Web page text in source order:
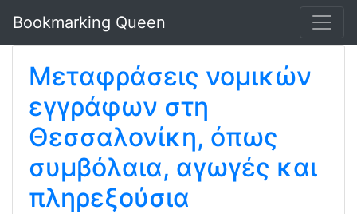
Bookmarking Queen
Μεταφράσεις νομικών
εγγράφων στη
Θεσσαλονίκη, όπως
συμβόλαια, αγωγές και
πληρεξούσια